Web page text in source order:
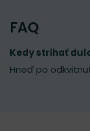
FAQ
Kedy strihať
Hneď po